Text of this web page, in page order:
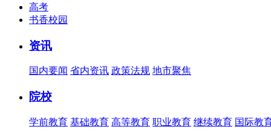
高考
书香校园
资讯
国内要闻 省内资讯 政策法规 地市聚焦
院校
学前教育 基础教育 高等教育 职业教育 继续教育 国际教